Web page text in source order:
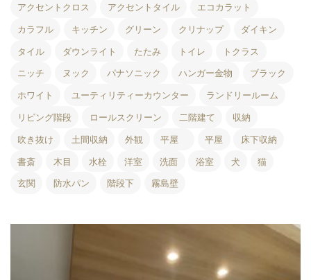
崎
て
す。
アクセントクロス
アクセントタイル
エコカラット
カラフル
キッチン グリーン クリナップ
ダイキン
タイル
ダウンライト たたみ トイレ
トクラス
ニッチ
ヌック パナソニック ハンガー金物
ブラック
ホワイト
ユーティリティーカウンター
ランドリールーム
リビング階段
ロールスクリーン 二階建て
収納
吹き抜け
土間収納 外観 平屋 平屋
床下収納
書斎
木目 水栓 洋室 洗面 浴室 犬
猫
玄関
防水パン 階段下 霧島壁